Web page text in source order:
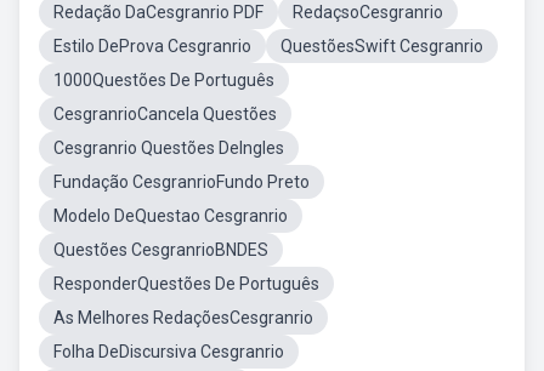
Redação DaCesgranrio PDF
RedaçsoCesgranrio
Estilo DeProva Cesgranrio
QuestõesSwift Cesgranrio
1000Questões De Português
CesgranrioCancela Questões
Cesgranrio Questões DeIngles
Fundação CesgranrioFundo Preto
Modelo DeQuestao Cesgranrio
Questões CesgranrioBNDES
ResponderQuestões De Português
As Melhores RedaçõesCesgranrio
Folha DeDiscursiva Cesgranrio